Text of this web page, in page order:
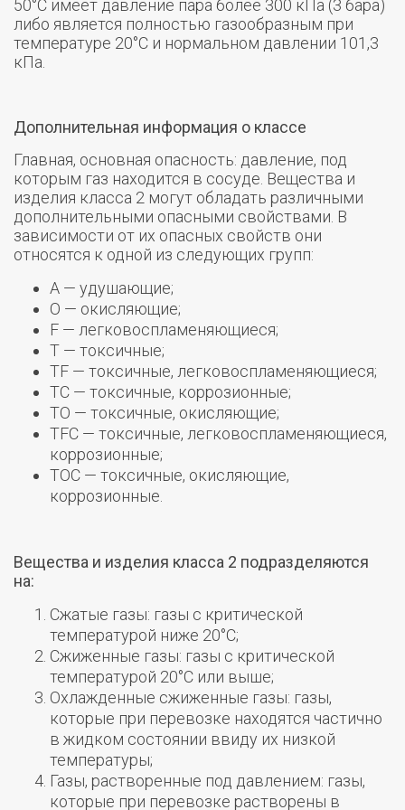
50°С имеет давление пара более 300 кПа (3 бара)
либо является полностью газообразным при
температуре 20°С и нормальном давлении 101,3
кПа.
Дополнительная информация о классе
Главная, основная опасность: давление, под
которым газ находится в сосуде. Вещества и
изделия класса 2 могут обладать различными
дополнительными опасными свойствами. В
зависимости от их опасных свойств они
относятся к одной из следующих групп:
A — удушающие;
O — окисляющие;
F — легковоспламеняющиеся;
T — токсичные;
TF — токсичные, легковоспламеняющиеся;
TC — токсичные, коррозионные;
TO — токсичные, окисляющие;
TFC — токсичные, легковоспламеняющиеся,
коррозионные;
TOC — токсичные, окисляющие,
коррозионные.
Вещества и изделия класса 2 подразделяются
на:
Сжатые газы: газы с критической
температурой ниже 20°С;
Сжиженные газы: газы с критической
температурой 20°С или выше;
Охлажденные сжиженные газы: газы,
которые при перевозке находятся частично
в жидком состоянии ввиду их низкой
температуры;
Газы, растворенные под давлением: газы,
которые при перевозке растворены в